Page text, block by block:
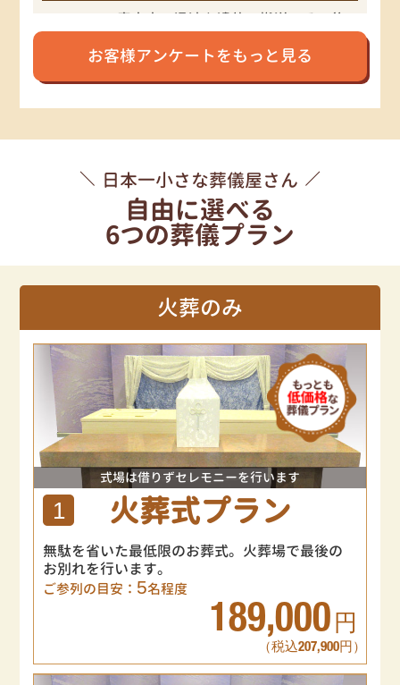
真夜中の迅速な遺体の搬送、その後
の丁寧な説明と実際の告別式、全てにおいて申し
分ありませんで……
に留まり『ここにお願いしたい』と即決しまし
確なアドバイス、明確な料金設定、大変ありがた
かったです。……
お客様アンケートをもっと見る
日本一小さな葬儀屋さん
自由に選べる
6つの葬儀プラン
火葬のみ
式場は借りずセレモニーを行います
1 火葬式プラン
無駄を省いた最低限のお葬式。火葬場で最後の
お別れを行います。
ご参列の目安： 5名程度
189,000 円
（税込207,900円）